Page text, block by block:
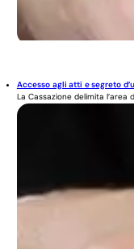
Accesso agli atti e segreto
La Cassazione delimita l’area